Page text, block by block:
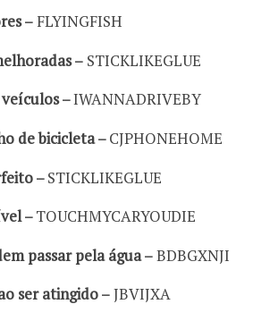
– FLYINGFISH
– STICKLIKEGLUE
–IWANNADRIVEBY
de bicicleta –CJPHONEHOME
–STICKLIKEGLUE
–TOUCHMYCARYOUDIE
passar pela água –BDBGXNJI
ser atingido –JBVIJXA